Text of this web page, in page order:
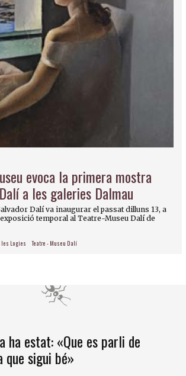
evoca la primera mostra
a les galeries Dalmau
Dalí va inaugurar el passat dilluns 13, a
temporal al Teatre-Museu Dalí de
Logies Teatre - Museu Dalí
ha estat: «Que es parli de
que sigui bé»